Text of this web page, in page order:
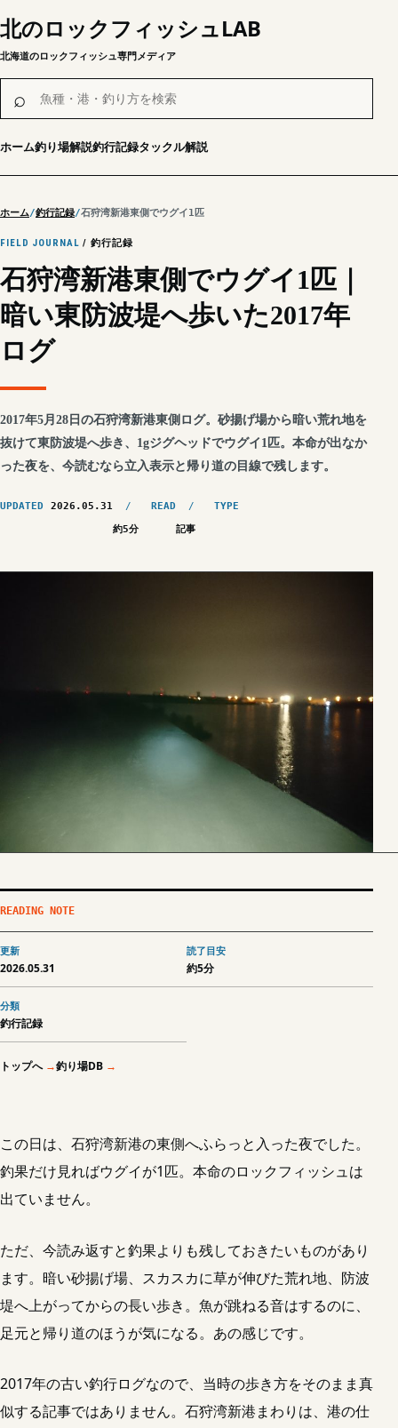
北のロックフィッシュLAB
北海道のロックフィッシュ専門メディア
魚種・港・釣り方を検索
⌕
ホーム釣り場解説釣行記録タックル解説
ホーム 釣行記録 石狩湾新港東側でウグイ1匹｜暗い東防波堤へ歩いた2017年ログ
FIELD JOURNAL / 釣行記録
石狩湾新港東側でウグイ1匹｜
暗い東防波堤へ歩いた2017年
ログ
2017年5月28日の石狩湾新港東側ログ。砂揚げ場から暗い荒れ地を
抜けて東防波堤へ歩き、1gジグヘッドでウグイ1匹。本命が出なか
った夜を、今読むなら立入表示と帰り道の目線で残します。
UPDATED 2026.05.31
READ
約5分
TYPE
記事
READING NOTE
更新
2026.05.31
読了目安
約5分
分類
釣行記録
トップへ 釣り場DB
この日は、石狩湾新港の東側へふらっと入った夜でした。
釣果だけ見ればウグイが1匹。本命のロックフィッシュは
出ていません。
ただ、今読み返すと釣果よりも残しておきたいものがあり
ます。暗い砂揚げ場、スカスカに草が伸びた荒れ地、防波
堤へ上がってからの長い歩き。魚が跳ねる音はするのに、
足元と帰り道のほうが気になる。あの感じです。
2017年の古い釣行ログなので、当時の歩き方をそのまま真
似する記事ではありません。石狩湾新港まわりは、港の仕